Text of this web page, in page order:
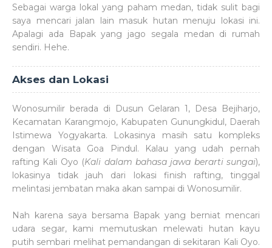
Sebagai warga lokal yang paham medan, tidak sulit bagi
saya mencari jalan lain masuk hutan menuju lokasi ini.
Apalagi ada Bapak yang jago segala medan di rumah
sendiri. Hehe.
Akses dan Lokasi
Wonosumilir berada di Dusun Gelaran 1, Desa Bejiharjo,
Kecamatan Karangmojo, Kabupaten Gunungkidul, Daerah
Istimewa Yogyakarta. Lokasinya masih satu kompleks
dengan Wisata Goa Pindul. Kalau yang udah pernah
rafting Kali Oyo (Kali dalam bahasa jawa berarti sungai),
lokasinya tidak jauh dari lokasi finish rafting, tinggal
melintasi jembatan maka akan sampai di Wonosumilir.
Nah karena saya bersama Bapak yang berniat mencari
udara segar, kami memutuskan melewati hutan kayu
putih sembari melihat pemandangan di sekitaran Kali Oyo.